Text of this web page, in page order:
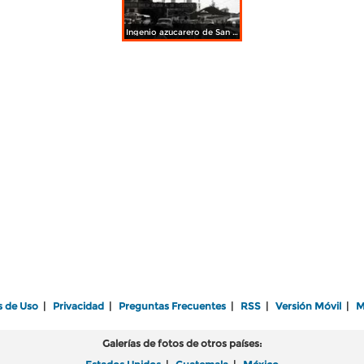
Ingenio azucarero de San Cristobal Mpio de Carloa A Carrillo Veracruz.
de Uso Privacidad Preguntas Frecuentes RSS Versión Móvil
Galerías de fotos de otros países: